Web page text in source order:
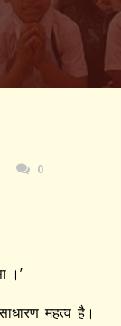
0
।’
महत्व है।